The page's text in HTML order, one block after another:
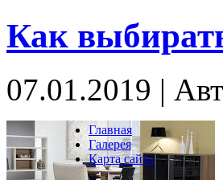
Главная
Галерея
Карта сайта
Как
07.01.2019 |